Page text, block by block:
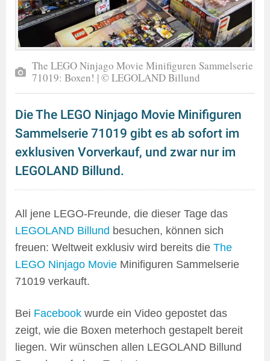
The LEGO Ninjago Movie Minifiguren Sammelserie
71019: Boxen! | © LEGOLAND Billund
Die The LEGO Ninjago Movie Minifiguren
Sammelserie 71019 gibt es ab sofort im
exklusiven Vorverkauf, und zwar nur im
LEGOLAND Billund.
All jene LEGO-Freunde, die dieser Tage das
LEGOLAND Billund besuchen, können sich
freuen: Weltweit exklusiv wird bereits die The
LEGO Ninjago Movie Minifiguren Sammelserie
71019 verkauft.
Bei Facebook wurde ein Video gepostet das
zeigt, wie die Boxen meterhoch gestapelt bereit
liegen. Wir wünschen allen LEGOLAND Billund